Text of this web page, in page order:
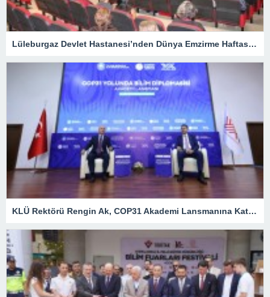
Lüleburgaz Devlet Hastanesi’nden Dünya Emzirme Haftası Katılımı
KLÜ Rektörü Rengin Ak, COP31 Akademi Lansmanına Katıldı